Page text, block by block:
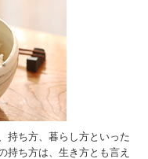
持ち方、暮らし方といった
持ち方は、生き方とも言え